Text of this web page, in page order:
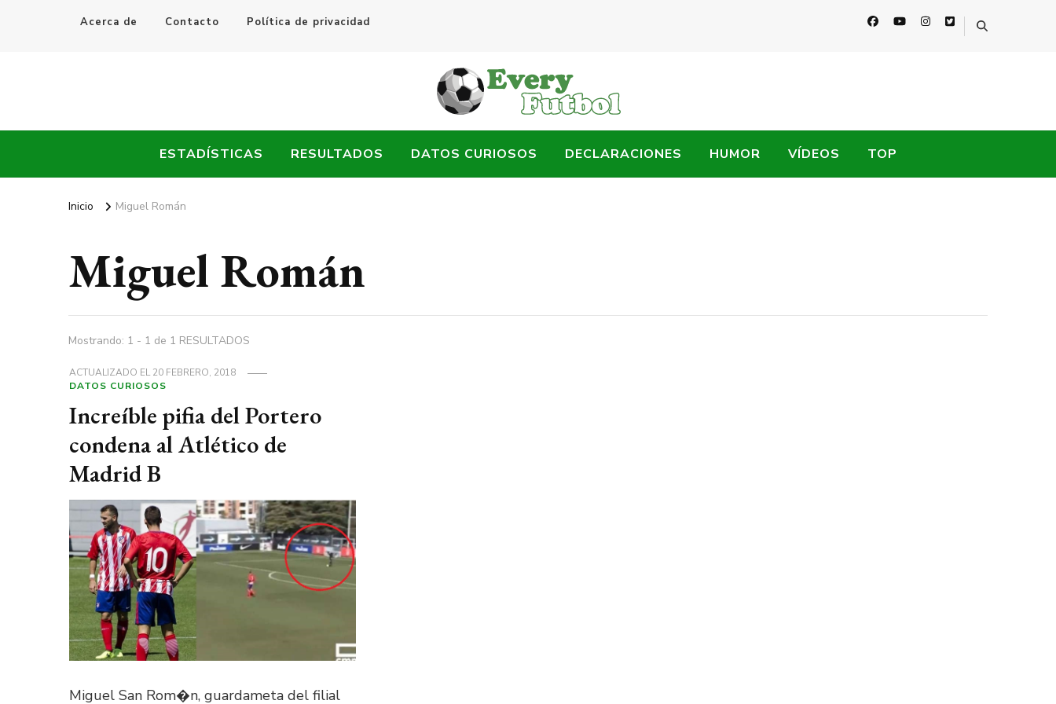
Acerca de Contacto Política de privacidad
Every Fútbol
ESTADÍSTICAS RESULTADOS DATOS CURIOSOS DECLARACIONES HUMOR VÍDEOS TOP
Inicio Miguel Román
Miguel Román
Mostrando: 1 - 1 de 1 RESULTADOS
ACTUALIZADO EL20 FEBRERO, 2018
DATOS CURIOSOS
Increíble pifia del Portero
condena al Atlético de
Madrid B
Miguel San Rom�n, guardameta del filial